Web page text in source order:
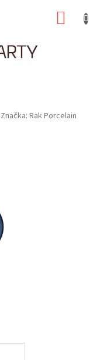
Značka: Rak Porcelain